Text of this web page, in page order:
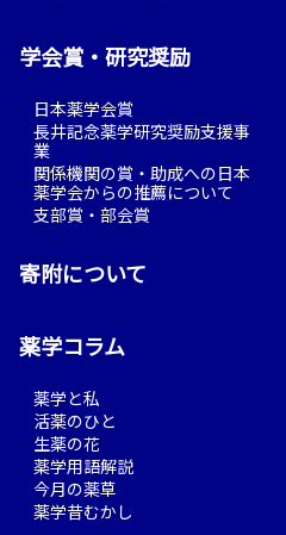
学会賞・研究奨励
日本薬学会賞
長井記念薬学研究奨励支援事
業
関係機関の賞・助成への日本
薬学会からの推薦について
支部賞・部会賞
寄附について
薬学コラム
薬学と私
活薬のひと
生薬の花
薬学用語解説
今月の薬草
薬学昔むかし